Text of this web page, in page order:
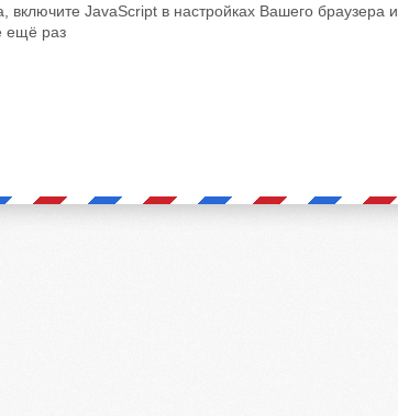
включите JavaScript в настройках Вашего браузера и
ещё раз